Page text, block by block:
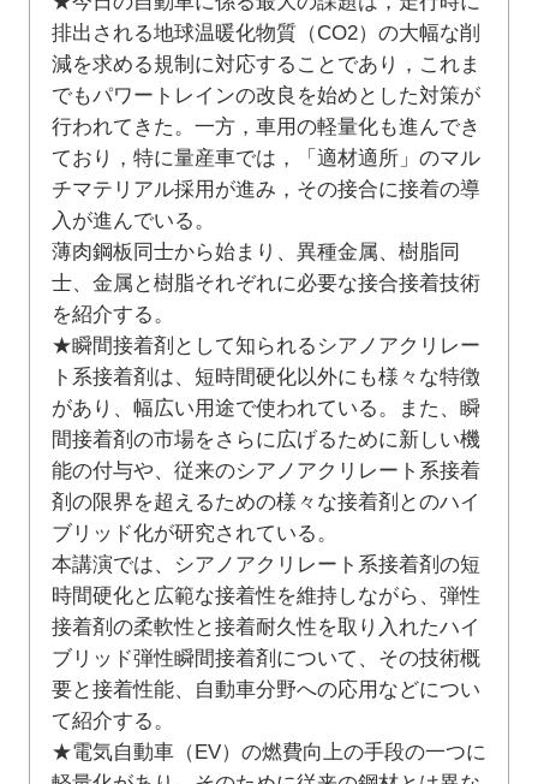
排出される地球温暖化物質（CO2）の大幅な削
減を求める規制に対応することであり，これま
でもパワートレインの改良を始めとした対策が
行われてきた。一方，車用の軽量化も進んでき
ており，特に量産車では，「適材適所」のマル
チマテリアル採用が進み，その接合に接着の導
入が進んでいる。
薄肉鋼板同士から始まり、異種金属、樹脂同
士、金属と樹脂それぞれに必要な接合接着技術
を紹介する。
★瞬間接着剤として知られるシアノアクリレー
ト系接着剤は、短時間硬化以外にも様々な特徴
があり、幅広い用途で使われている。また、瞬
間接着剤の市場をさらに広げるために新しい機
能の付与や、従来のシアノアクリレート系接着
剤の限界を超えるための様々な接着剤とのハイ
ブリッド化が研究されている。
本講演では、シアノアクリレート系接着剤の短
時間硬化と広範な接着性を維持しながら、弾性
接着剤の柔軟性と接着耐久性を取り入れたハイ
ブリッド弾性瞬間接着剤について、その技術概
要と接着性能、自動車分野への応用などについ
て紹介する。
★電気自動車（EV）の燃費向上の手段の一つに